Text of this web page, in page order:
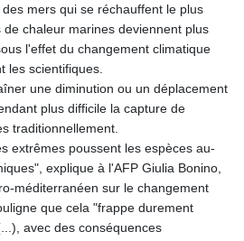
MRU 46.258492
MUR 54.264829
MVR 17.849421
MWK 2000.294776
MXN 19.917441
MYR 4.722435
MZN 73.836264
NAD 18.925383
NGN 1572.905055
NIO 42.454848
NOK 11.010256
NPR 175.469896
mers qui se réchauffent le plus
chaleur marines deviennent plus
l'effet du changement climatique
les scientifiques.
une diminution ou un déplacement
plus difficile la capture de
traditionnellement.
extrêmes poussent les espèces au-
explique à l'AFP Giulia Bonino,
méditerranéen sur le changement
que cela "frappe durement
avec des conséquences